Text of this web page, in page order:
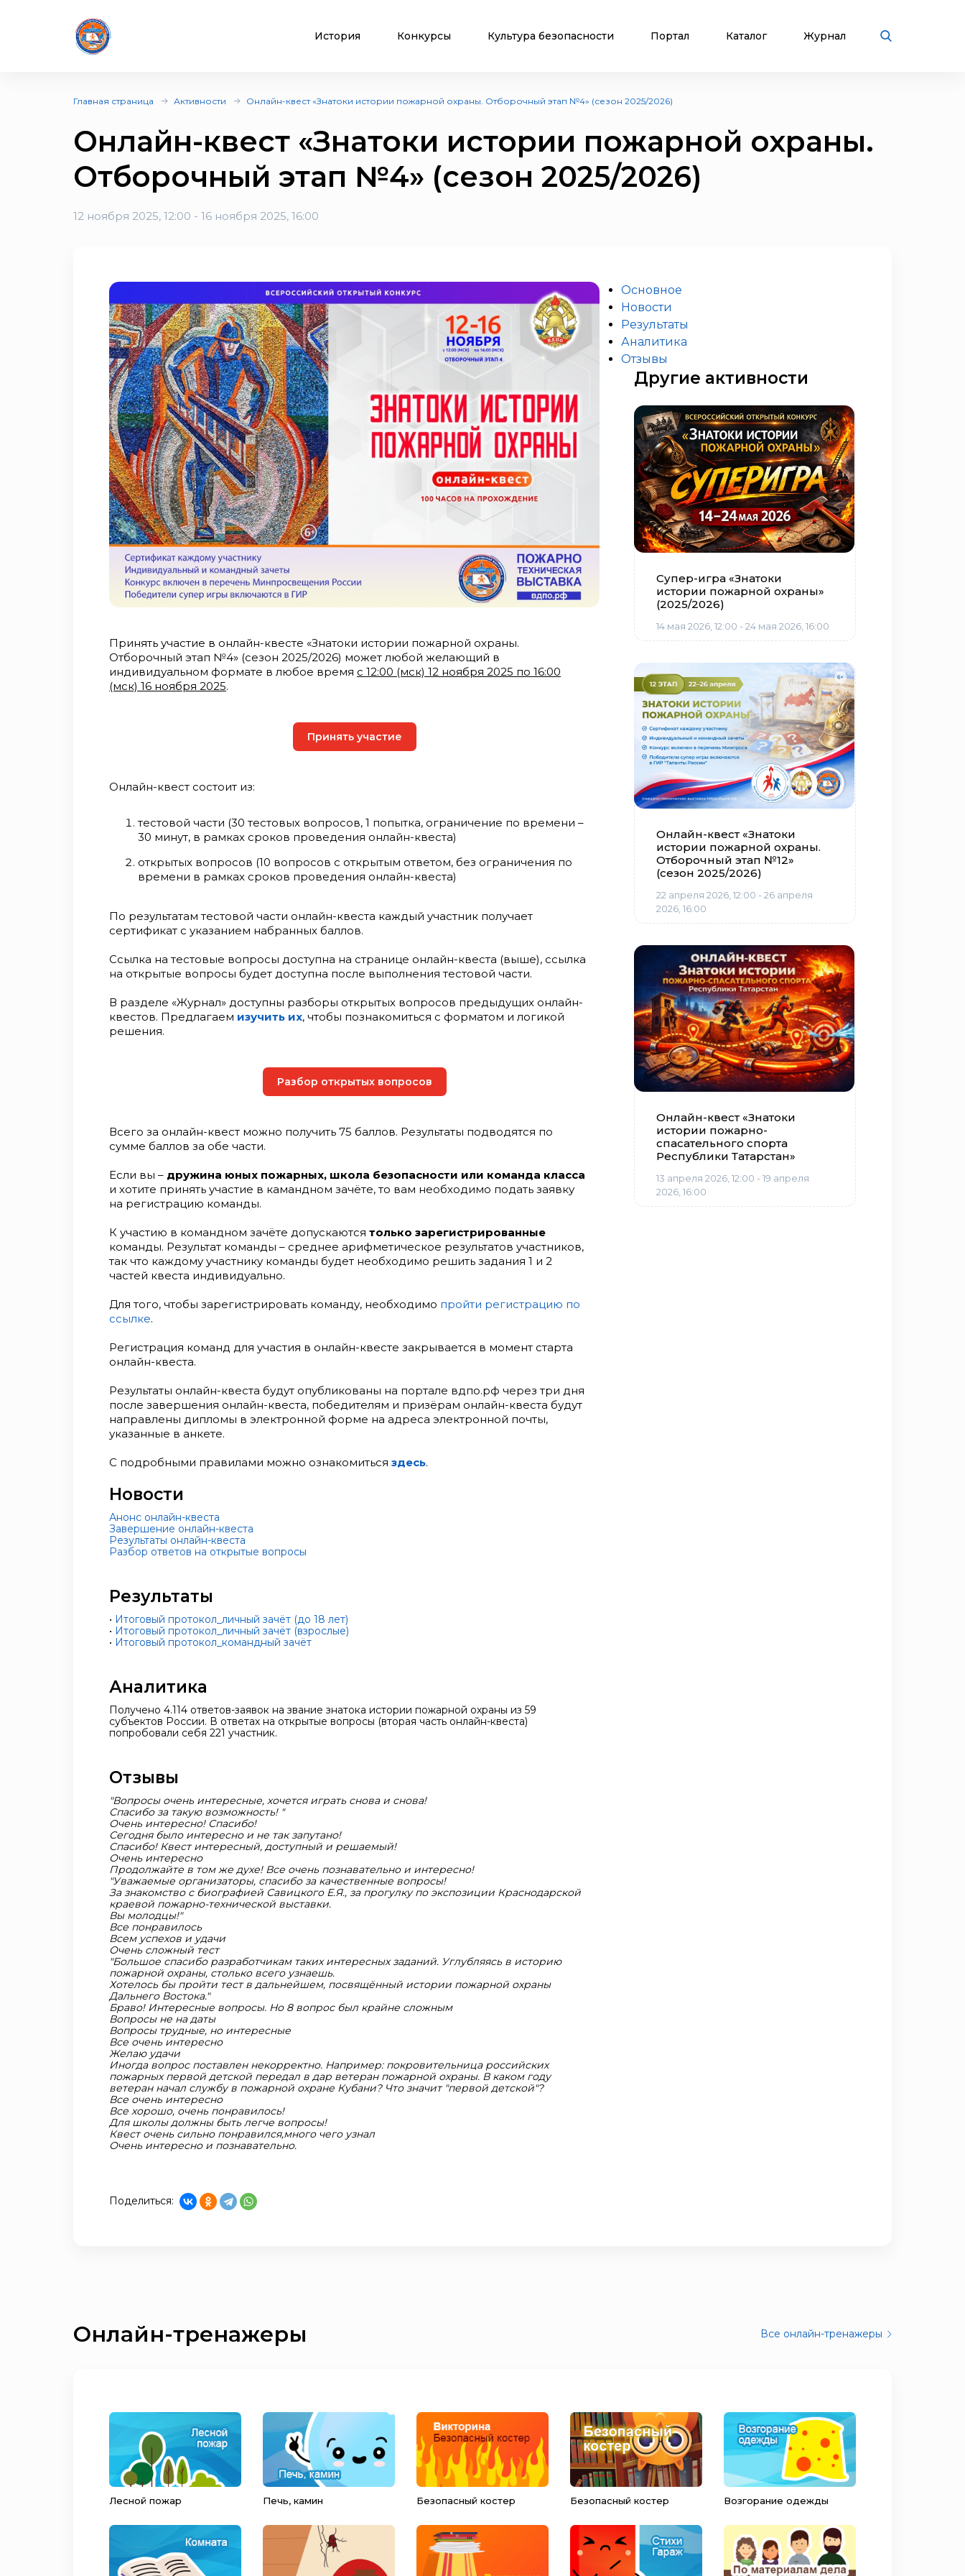
История Конкурсы Культура безопасности Портал Каталог Журнал
Главная страница Активности Онлайн-квест «Знатоки истории пожарной охраны. Отборочный этап №4» (сезон 2025/2026)
Онлайн-квест «Знатоки истории пожарной охраны.
Отборочный этап №4» (сезон 2025/2026)
12 ноября 2025, 12:00 - 16 ноября 2025, 16:00
Принять участие в онлайн-квесте «Знатоки истории пожарной охраны.
Отборочный этап №4» (сезон 2025/2026) может любой желающий в
индивидуальном формате в любое время с 12:00 (мск) 12 ноября 2025 по 16:00
(мск) 16 ноября 2025.
Принять участие
Онлайн-квест состоит из:
тестовой части (30 тестовых вопросов, 1 попытка, ограничение по времени –
30 минут, в рамках сроков проведения онлайн-квеста)
открытых вопросов (10 вопросов с открытым ответом, без ограничения по
времени в рамках сроков проведения онлайн-квеста)
По результатам тестовой части онлайн-квеста каждый участник получает
сертификат с указанием набранных баллов.
Ссылка на тестовые вопросы доступна на странице онлайн-квеста (выше), ссылка
на открытые вопросы будет доступна после выполнения тестовой части.
В разделе «Журнал» доступны разборы открытых вопросов предыдущих онлайн-
квестов. Предлагаем изучить их, чтобы познакомиться с форматом и логикой
решения.
Разбор открытых вопросов
Всего за онлайн-квест можно получить 75 баллов. Результаты подводятся по
сумме баллов за обе части.
Если вы – дружина юных пожарных, школа безопасности или команда класса
и хотите принять участие в камандном зачёте, то вам необходимо подать заявку
на регистрацию команды.
К участию в командном зачёте допускаются только зарегистрированные
команды. Результат команды – среднее арифметическое результатов участников,
так что каждому участнику команды будет необходимо решить задания 1 и 2
частей квеста индивидуально.
Для того, чтобы зарегистрировать команду, необходимо пройти регистрацию по
ссылке.
Регистрация команд для участия в онлайн-квесте закрывается в момент старта
онлайн-квеста.
Результаты онлайн-квеста будут опубликованы на портале вдпо.рф через три дня
после завершения онлайн-квеста, победителям и призёрам онлайн-квеста будут
направлены дипломы в электронной форме на адреса электронной почты,
указанные в анкете.
С подробными правилами можно ознакомиться здесь.
Новости
Анонс онлайн-квеста
Завершение онлайн-квеста
Результаты онлайн-квеста
Разбор ответов на открытые вопросы
Результаты
• Итоговый протокол_личный зачёт (до 18 лет)
• Итоговый протокол_личный зачёт (взрослые)
• Итоговый протокол_командный зачёт
Аналитика
Получено 4.114 ответов-заявок на звание знатока истории пожарной охраны из 59
субъектов России. В ответах на открытые вопросы (вторая часть онлайн-квеста)
попробовали себя 221 участник.
Отзывы
"Вопросы очень интересные, хочется играть снова и снова!
Спасибо за такую возможность! "
Очень интересно! Спасибо!
Сегодня было интересно и не так запутано!
Спасибо! Квест интересный, доступный и решаемый!
Очень интересно
Продолжайте в том же духе! Все очень познавательно и интересно!
"Уважаемые организаторы, спасибо за качественные вопросы!
За знакомство с биографией Савицкого Е.Я., за прогулку по экспозиции Краснодарской
краевой пожарно-технической выставки.
Вы молодцы!"
Все понравилось
Всем успехов и удачи
Очень сложный тест
"Большое спасибо разработчикам таких интересных заданий. Углубляясь в историю
пожарной охраны, столько всего узнаешь.
Хотелось бы пройти тест в дальнейшем, посвящённый истории пожарной охраны
Дальнего Востока."
Браво! Интересные вопросы. Но 8 вопрос был крайне сложным
Вопросы не на даты
Вопросы трудные, но интересные
Все очень интересно
Желаю удачи
Иногда вопрос поставлен некорректно. Например: покровительница российских
пожарных первой детской передал в дар ветеран пожарной охраны. В каком году
ветеран начал службу в пожарной охране Кубани? Что значит "первой детской"?
Все очень интересно
Все хорошо, очень понравилось!
Для школы должны быть легче вопросы!
Квест очень сильно понравился,много чего узнал
Очень интересно и познавательно.
Поделиться:
Основное
Новости
Результаты
Аналитика
Отзывы
Другие активности
Супер-игра «Знатоки
истории пожарной охраны»
(2025/2026)
14 мая 2026, 12:00 - 24 мая 2026, 16:00
Онлайн-квест «Знатоки
истории пожарной охраны.
Отборочный этап №12»
(сезон 2025/2026)
22 апреля 2026, 12:00 - 26 апреля
2026, 16:00
Онлайн-квест «Знатоки
истории пожарно-
спасательного спорта
Республики Татарстан»
13 апреля 2026, 12:00 - 19 апреля
2026, 16:00
Онлайн-тренажеры Все онлайн-тренажеры
Лесной пожар Печь, камин Безопасный костер Безопасный костер Возгорание одежды